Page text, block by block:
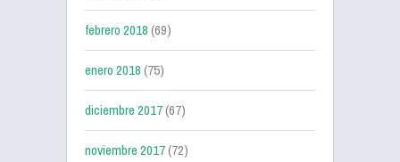
febrero 2018(69)
enero 2018(75)
diciembre 2017(67)
noviembre 2017(72)